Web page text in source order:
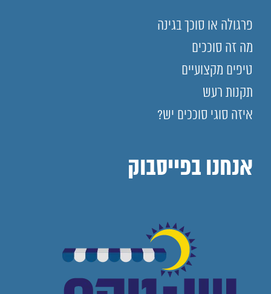
פרגולה או סוכך בגינה
מה זה סוככים
טיפים מקצועיים
תקנות רעש
איזה סוגי סוככים יש?
אנחנו בפייסבוק